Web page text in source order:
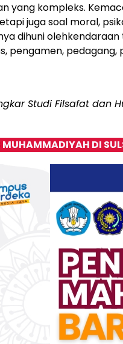
yang kompleks.
juga soal moral,
dihuni
pengamen,
Studi Filsafat dan
DI